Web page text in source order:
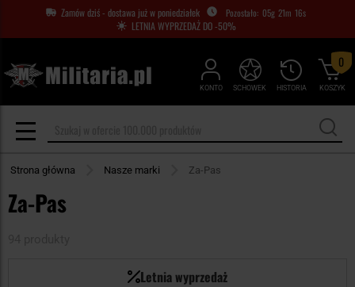
Zamów dziś - dostawa już w poniedziałek 05g 21m 15s
LETNIA WYPRZEDAŻ DO -50%
KONTO HISTORIA
SCHOWEK KOSZYK
0
Strona główna Nasze marki Za-Pas
Za-Pas
Letnia wyprzedaż